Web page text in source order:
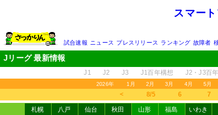
スマー
試合速報 ニュース プレスリリース ランキング 故障者
Jリーグ 最新情報
J1 J2 J3 J1百年構想 J2・J3百
2026年 1月 2月 3月 4月 5月
＜ 8/5 6 7
札幌 八戸 仙台 秋田 山形 福島
いわき